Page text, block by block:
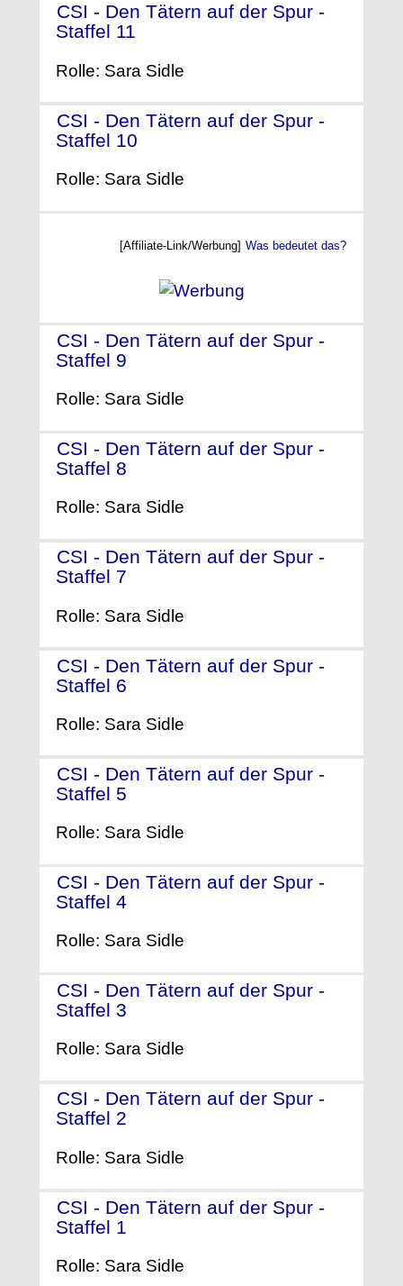
CSI - Den Tätern auf der Spur -
Staffel 11
Rolle: Sara Sidle
CSI - Den Tätern auf der Spur -
Staffel 10
Rolle: Sara Sidle
[Affiliate-Link/Werbung] Was bedeutet das?
CSI - Den Tätern auf der Spur -
Staffel 9
Rolle: Sara Sidle
CSI - Den Tätern auf der Spur -
Staffel 8
Rolle: Sara Sidle
CSI - Den Tätern auf der Spur -
Staffel 7
Rolle: Sara Sidle
CSI - Den Tätern auf der Spur -
Staffel 6
Rolle: Sara Sidle
CSI - Den Tätern auf der Spur -
Staffel 5
Rolle: Sara Sidle
CSI - Den Tätern auf der Spur -
Staffel 4
Rolle: Sara Sidle
CSI - Den Tätern auf der Spur -
Staffel 3
Rolle: Sara Sidle
CSI - Den Tätern auf der Spur -
Staffel 2
Rolle: Sara Sidle
CSI - Den Tätern auf der Spur -
Staffel 1
Rolle: Sara Sidle